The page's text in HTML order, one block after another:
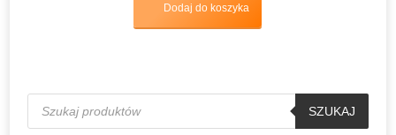
Dodaj do koszyka
Wyszukiwarka
produktów
SZUKAJ